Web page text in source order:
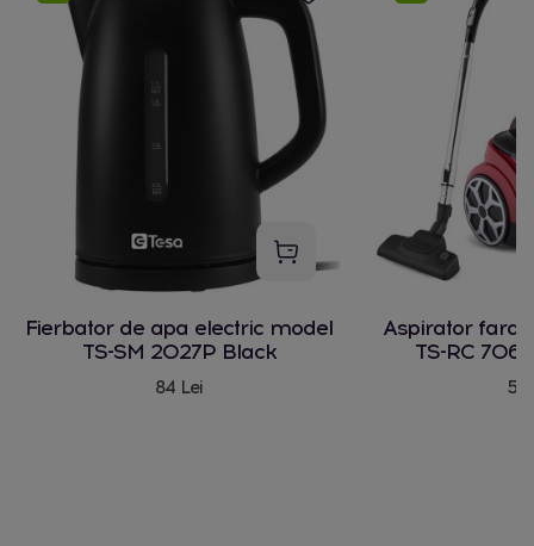
Fierbator de apa electric model
TS-SM 2027P Black
84 Lei
Aspirator fara
TS-RC 706